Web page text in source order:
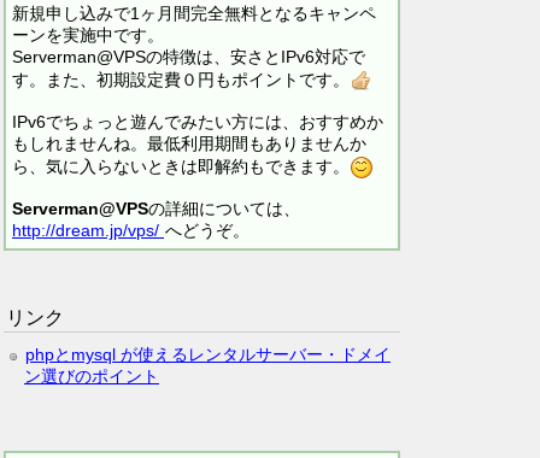
新規申し込みで1ヶ月間完全無料となるキャンペ
ーンを実施中です。
Serverman@VPSの特徴は、安さとIPv6対応で
す。また、初期設定費０円もポイントです。
IPv6でちょっと遊んでみたい方には、おすすめか
もしれませんね。最低利用期間もありませんか
ら、気に入らないときは即解約もできます。
Serverman@VPSの詳細については、
http://dream.jp/vps/ へどうぞ。
リンク
phpとmysql が使えるレンタルサーバー・ドメイ
ン選びのポイント